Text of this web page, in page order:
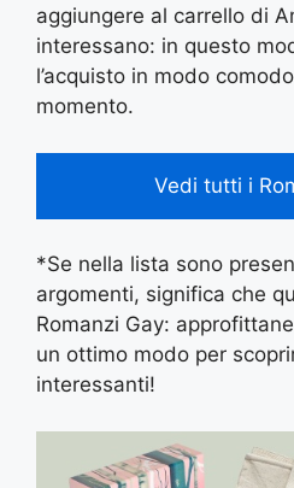
aggiungere al carrello di
interessano: in questo
l’acquisto in modo
momento.
Vedi tutti i
*Se nella lista sono
argomenti, significa che
Romanzi Gay:
un ottimo modo per
interessanti!